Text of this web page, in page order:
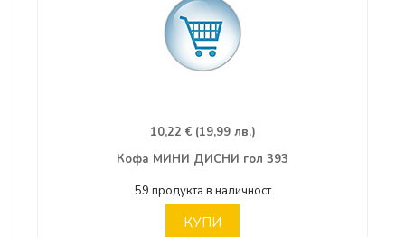
10,22 € (19,99 лв.)
Кофа МИНИ ДИСНИ гол 393
59 продукта в наличност
КУПИ